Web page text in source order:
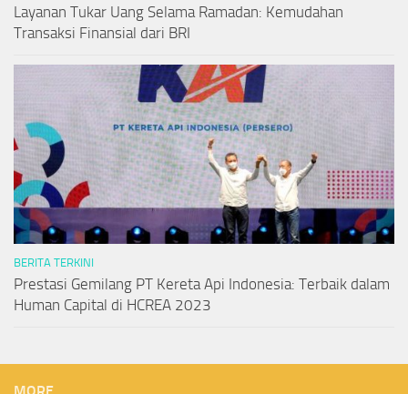
Layanan Tukar Uang Selama Ramadan: Kemudahan
Transaksi Finansial dari BRI
BERITA TERKINI
Prestasi Gemilang PT Kereta Api Indonesia: Terbaik dalam
Human Capital di HCREA 2023